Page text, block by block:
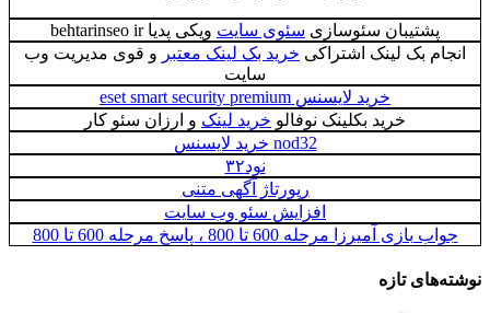
پشتیبان سئوسازی سئوی سایت ویکی پدیا behtarinseo ir
انجام بک لینک اشتراکی خرید بک لینک معتبر و قوی مدیریت وب
سایت
خرید لایسنس eset smart security premium
خرید بکلینک نوفالو خرید لینک و ارزان سئو کار
nod32 خرید لایسنس
نود۳۲
رپورتاژ آگهی‌ متنی
افزایش سئو وب سایت
جواب بازی آمیرزا مرحله 600 تا 800 ، پاسخ مرحله 600 تا 800
نوشته‌های تازه